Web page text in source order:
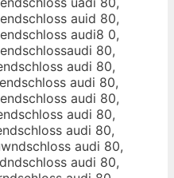
auid 80,
audi8 0,
80,
audi 80,
audi 80,
audi 80,
audi 80,
audi 80,
audi 80,
audi 80,